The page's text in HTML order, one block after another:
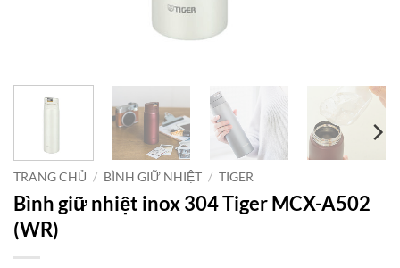
TRANG CHỦ / BÌNH GIỮ NHIỆT / TIGER
Bình giữ nhiệt inox 304 Tiger MCX-A502
(WR)